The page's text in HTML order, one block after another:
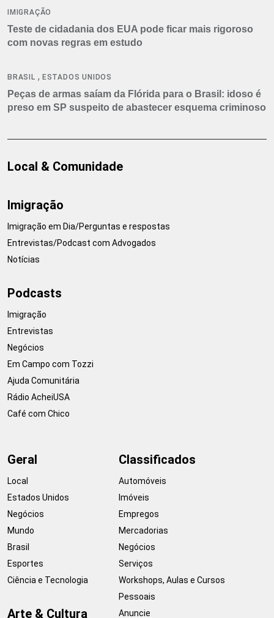
IMIGRAÇÃO
Teste de cidadania dos EUA pode ficar mais rigoroso
com novas regras em estudo
BRASIL , ESTADOS UNIDOS
Peças de armas saíam da Flórida para o Brasil: idoso é
preso em SP suspeito de abastecer esquema criminoso
Local & Comunidade
Imigração
Imigração em Dia/Perguntas e respostas
Entrevistas/Podcast com Advogados
Notícias
Podcasts
Imigração
Entrevistas
Negócios
Em Campo com Tozzi
Ajuda Comunitária
Rádio AcheiUSA
Café com Chico
Geral
Local
Estados Unidos
Negócios
Mundo
Brasil
Esportes
Ciência e Tecnologia
Arte & Cultura
Classificados
Automóveis
Imóveis
Empregos
Mercadorias
Negócios
Serviços
Workshops, Aulas e Cursos
Pessoais
Anuncie